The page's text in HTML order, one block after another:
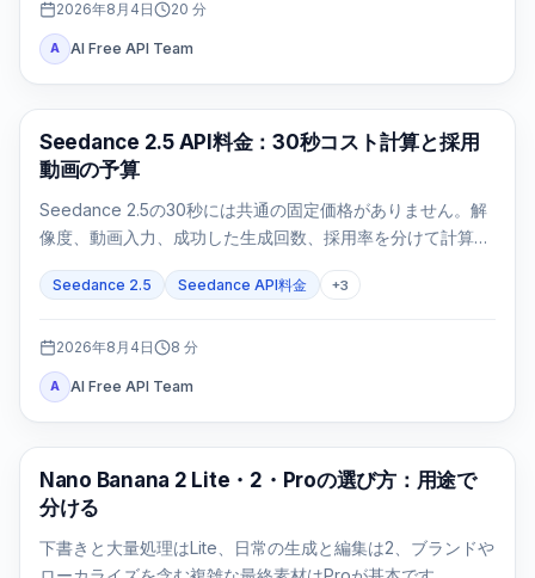
2026年8月4日 20 分
A AI Free API Team
AI動画生成
Seedance 2.5 API料金：30秒コスト計算と採用
動画の予算
Seedance 2.5の30秒には共通の固定価格がありません。解
像度、動画入力、成功した生成回数、採用率を分けて計算し
Seedance 2.5 Seedance API料金 +3
2026年8月4日 8 分
A AI Free API Team
AI画像モデル
Nano Banana 2 Lite・2・Proの選び方：用途で
分ける
下書きと大量処理はLite、日常の生成と編集は2、ブランドや